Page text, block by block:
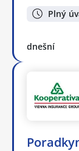
Plný
dnešní